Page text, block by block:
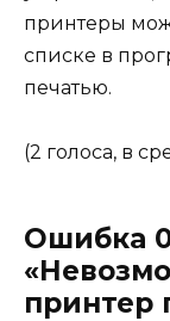
принтеры
списке в
печатью.
(2 голоса, в
Ошибка
принтер